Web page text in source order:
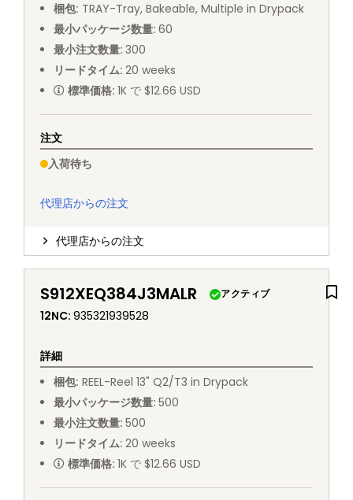
梱包: TRAY-Tray, Bakeable, Multiple in Drypack
最小パッケージ数量: 60
最小注文数量: 300
リードタイム: 20 weeks
標準価格: 1K で $12.66 USD
注文
入荷待ち
代理店からの注文
代理店からの注文
S912XEQ384J3MALR アクティブ
12NC: 935321939528
詳細
梱包: REEL-Reel 13" Q2/T3 in Drypack
最小パッケージ数量: 500
最小注文数量: 500
リードタイム: 20 weeks
標準価格: 1K で $12.66 USD